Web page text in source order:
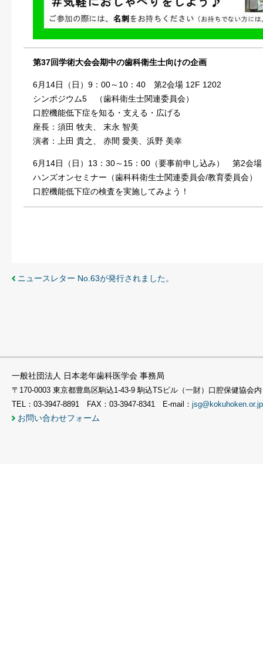
第37回学術大会会期中の歯科衛生士向けの企画
6月14日（日）9：00～10：40 第2会場 12F 1202
シンポジウム5 （歯科衛生士関連委員会）
口腔機能低下症を知る・支える・広げる
座⾧：須田 牧夫、 末永 智美
演者：上田 貴之、 赤間 愛美、浜野 美幸
6月14日（日）13：30～15：00（要事前申し込み） 第2会
ハンズオンセミナー（歯科科衛生士関連委員会/教育委員会）
口腔機能低下症の検査を実施してみよう！
ニュースレター No.63が発行されました。
一般社団法人 日本老年歯科医学会 事務局
〒170-0003 東京都豊島区駒込1-43-9 駒込TSビル（一財）口腔保健協会内
TEL：03-3947-8891 FAX：03-3947-8341 E-mail： jsg@kokuhoken.or.jp
お問い合わせフォーム